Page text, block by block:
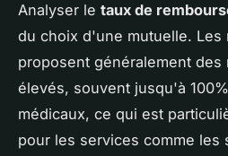
Analyser le taux de
du choix d'une mutuelle. Les
proposent généralement des
élevés, souvent jusqu'à
médicaux, ce qui est
pour les services comme les